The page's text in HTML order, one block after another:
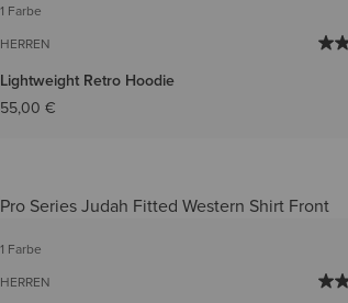
1 Farbe
HERREN
Lightweight Retro Hoodie
55,00 €
1 Farbe
HERREN